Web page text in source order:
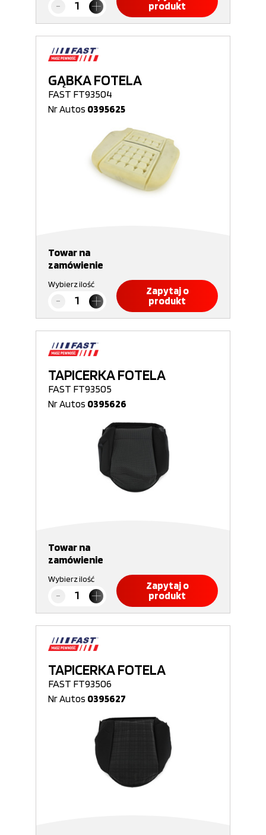
produkt
GĄBKA FOTELA
FAST FT93504
Nr Autos 0395625
Towar na
zamówienie
Wybierz ilość
Zapytaj o
produkt
TAPICERKA FOTELA
FAST FT93505
Nr Autos 0395626
Towar na
zamówienie
Wybierz ilość
Zapytaj o
produkt
TAPICERKA FOTELA
FAST FT93506
Nr Autos 0395627